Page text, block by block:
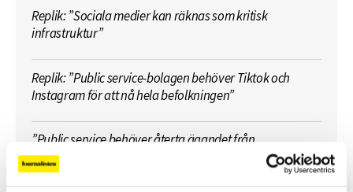
Replik: ”Sociala medier kan räknas som kritisk
infrastruktur”
Replik: ”Public service-bolagen behöver Tiktok och
Instagram för att nå hela befolkningen”
”Public service behöver återta ägandet från
techjättarna”